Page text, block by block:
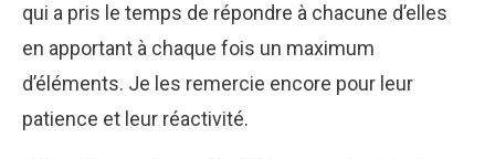
qui a pris le temps de répondre à chacune d’elles
en apportant à chaque fois un maximum
d’éléments. Je les remercie encore pour leur
patience et leur réactivité.